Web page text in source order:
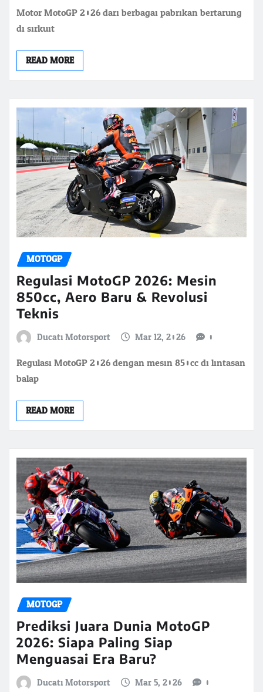
Motor MotoGP 2026 dari berbagai pabrikan bertarung
di sirkuit
READ MORE
MOTOGP
Regulasi MotoGP 2026: Mesin
850cc, Aero Baru & Revolusi
Teknis
Ducati Motorsport Mar 12, 2026 0
Regulasi MotoGP 2026 dengan mesin 850cc di lintasan
balap
READ MORE
MOTOGP
Prediksi Juara Dunia MotoGP
2026: Siapa Paling Siap
Menguasai Era Baru?
Ducati Motorsport Mar 5, 2026 0